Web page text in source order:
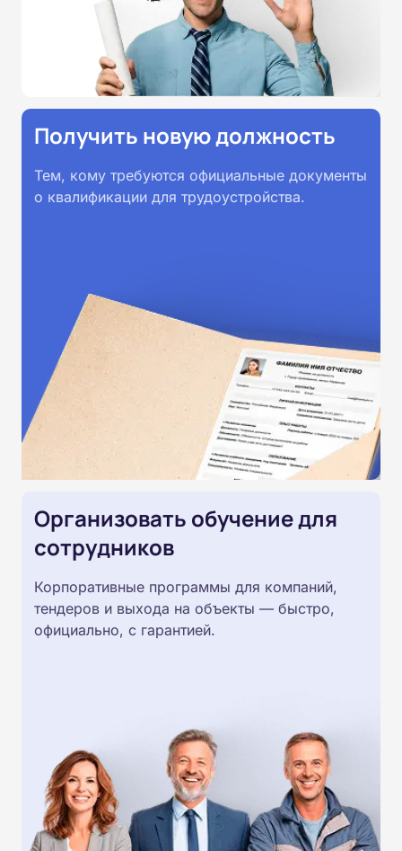
всей России.
Получить новую должность
Тем, кому требуются официальные документы
о квалификации для трудоустройства.
Организовать обучение для
сотрудников
Корпоративные программы для компаний,
тендеров и выхода на объекты — быстро,
официально, с гарантией.